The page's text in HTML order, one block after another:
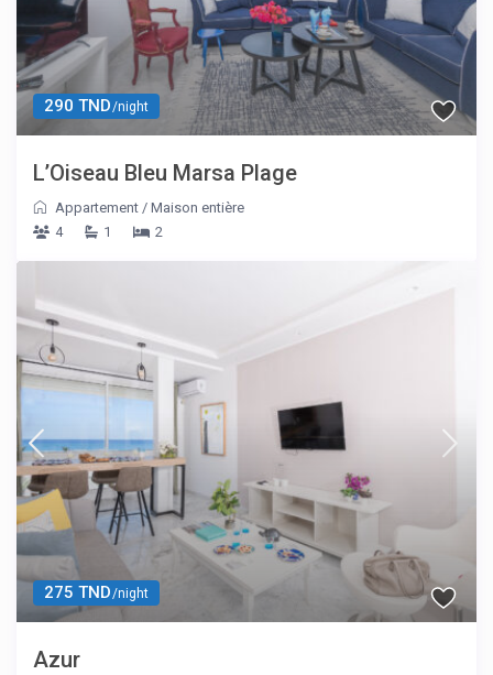
290 TND/night
L’Oiseau Bleu Marsa Plage
Appartement /Maison entière
4
1 2
275 TND/night
Azur